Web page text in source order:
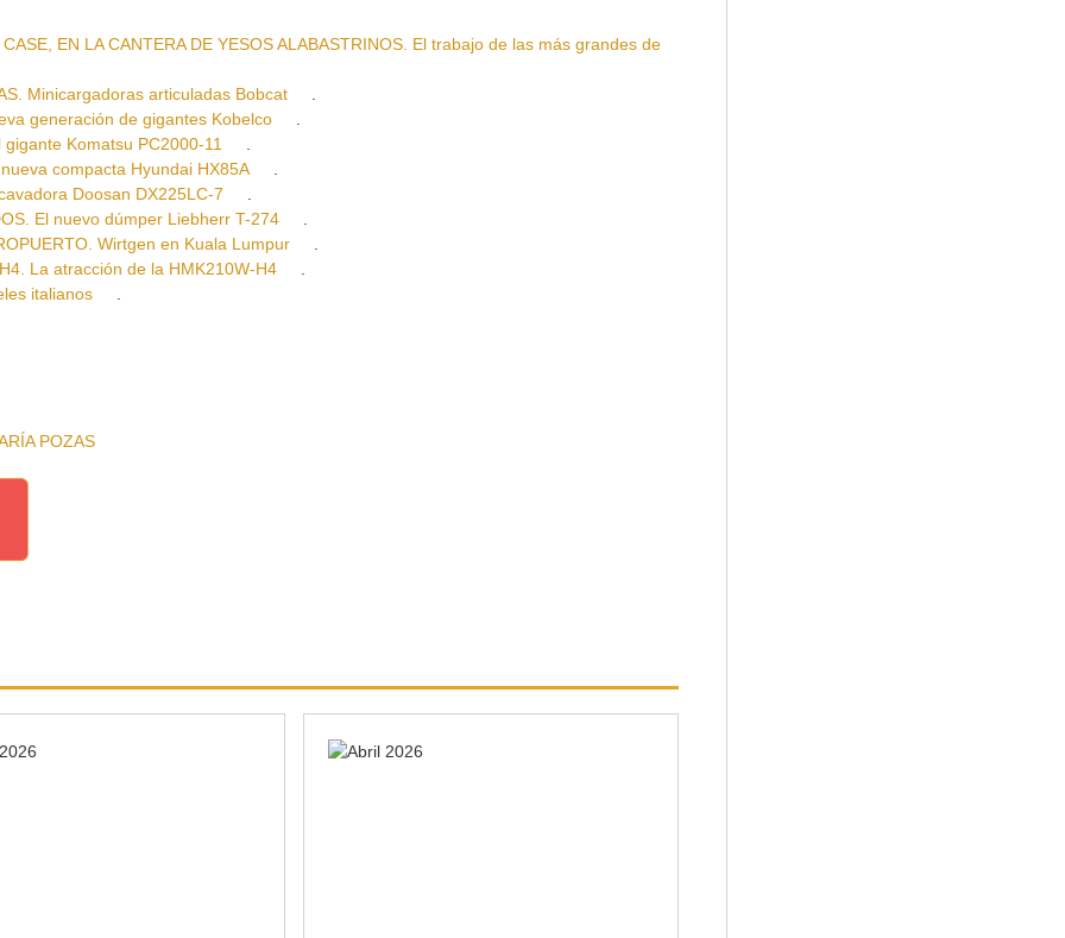
EN LA CANTERA DE YESOS ALABASTRINOS. El trabajo de las más grandes de
Minicargadoras articuladas Bobcat
.
generación de gigantes Kobelco
.
gigante Komatsu PC2000-11
.
compacta Hyundai HX85A
.
Doosan DX225LC-7
.
El nuevo dúmper Liebherr T-274
.
Wirtgen en Kuala Lumpur
.
La atracción de la HMK210W-H4
.
italianos
.
POZAS